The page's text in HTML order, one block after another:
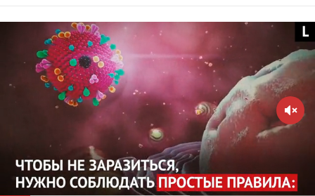
Старайтесь не выходить из дома без
необходимости
Зачем это нужно?Вирус распространяется в
общественных местах — старайтесь их избегать.
Домашний режим особенно важно соблюдать
людям старше 65 лет и тем, кто страдает
хроническими заболеваниями. Молодым стоит
воздержаться от личного общения с родителями,
бабушками и дедушками и пожилыми людьми